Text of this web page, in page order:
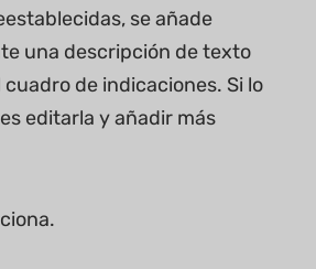
se añade
una descripción de texto
de indicaciones. Si lo
editarla y añadir más